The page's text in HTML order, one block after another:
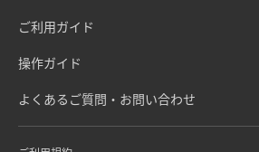
ご利用ガイド
操作ガイド
よくあるご質問・お問い合わせ